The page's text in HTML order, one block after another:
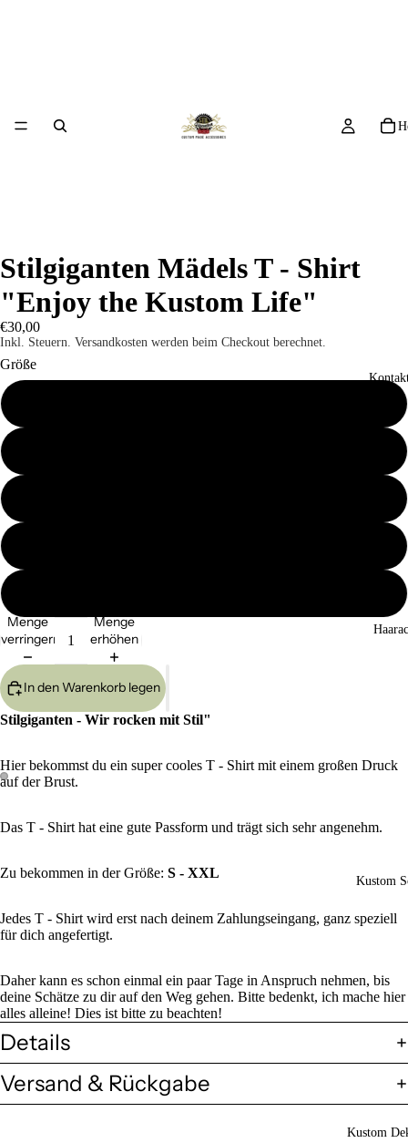
Kustom
Kustom
Stilgiganten Mädels T - Shirt
"Enjoy the Kustom Life"
€30,00
Inkl. Steuern. Versandkosten werden beim Checkout berechnet.
Größe
Menge
verringern
Menge
erhöhen
In den Warenkorb legen
Stilgiganten - Wir rocken mit Stil"
Hier bekommst du ein super cooles T - Shirt mit einem großen Druck
auf der Brust.
Das T - Shirt hat eine gute Passform und trägt sich sehr angenehm.
Zu bekommen in der Größe: S - XXL
Jedes T - Shirt wird erst nach deinem Zahlungseingang, ganz speziell
für dich angefertigt.
Daher kann es schon einmal ein paar Tage in Anspruch nehmen, bis
deine Schätze zu dir auf den Weg gehen. Bitte bedenkt, ich mache hier
alles alleine! Dies ist bitte zu beachten!
Details
Versand & Rückgabe